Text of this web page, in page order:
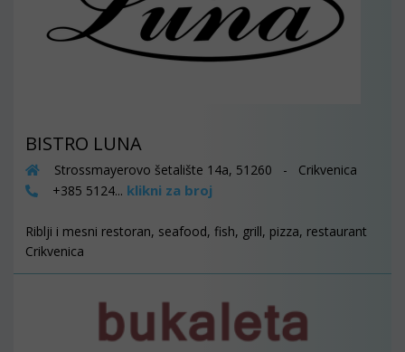
BISTRO LUNA
Strossmayerovo šetalište 14a, 51260 - Crikvenica
+385 5124... klikni za broj
Riblji i mesni restoran, seafood, fish, grill, pizza, restaurant
Crikvenica